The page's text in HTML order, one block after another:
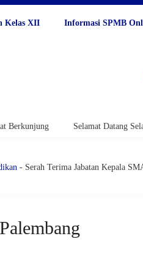
Kelas XII Informasi SPMB
Selamat Datang Selamat
- Serah Terima Jabatan Kepala